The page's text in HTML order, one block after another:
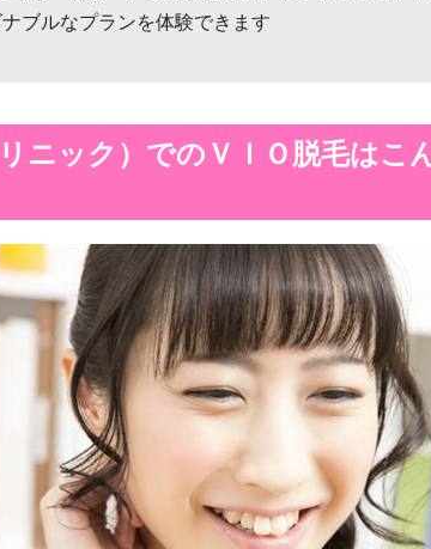
ブルなプランを体験できます
ニック）でのＶＩＯ脱毛はこ